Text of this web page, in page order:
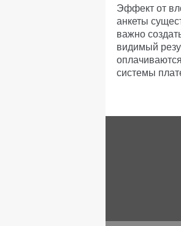
Эффект от
анкеты
важно
видимый
системы